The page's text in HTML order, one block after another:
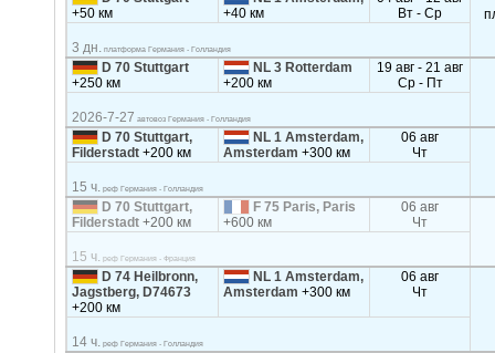
+50 км
+40 км
Вт - Ср
3 дн. платформа Германия - Голландия
D 70 Stuttgart
+250 км
NL 3 Rotterdam
+200 км
19 авг - 21 авг
Ср - Пт
2026-7-27 автовоз Германия - Голландия
D 70 Stuttgart,
Filderstadt+200 км
NL 1 Amsterdam,
Amsterdam+300 км
06 авг
Чт
15 ч. реф Германия - Голландия
D 70 Stuttgart,
Filderstadt+200 км
F 75 Paris, Paris
+600 км
06 авг
Чт
15 ч. реф Германия - Франция
D 74 Heilbronn,
Jagstberg, D74673
+200 км
NL 1 Amsterdam,
Amsterdam+300 км
06 авг
Чт
14 ч. реф Германия - Голландия